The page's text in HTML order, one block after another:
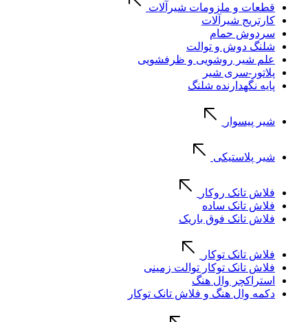
قطعات و ملزومات شیرآلات
کارتریج شیرآلات
سردوش حمام
شلنگ دوش و توالت
علم شیر روشویی و ظرفشویی
پلاتور-سری شیر
پایه نگهدارنده شلنگ
شیر پیسوار
شیر پلاستیکی
فلاش تانک روکار
فلاش تانک ساده
فلاش تانک فوق باریک
فلاش تانک توکار
فلاش تانک توکار توالت زمینی
استراکچر وال هنگ
دکمه وال هنگ و فلاش تانک توکار